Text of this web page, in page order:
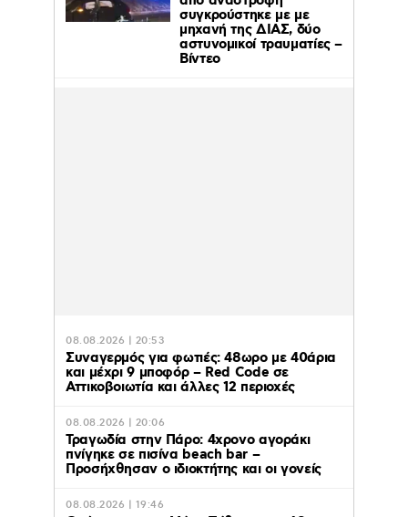
συγκρούστηκε με με
μηχανή της ΔΙΑΣ, δύο
αστυνομικοί τραυματίες –
Βίντεο
08.08.2026 | 20:53
Συναγερμός για φωτιές: 48ωρο με 40άρια
και μέχρι 9 μποφόρ – Red Code σε
Αττικοβοιωτία και άλλες 12 περιοχές
08.08.2026 | 20:06
Τραγωδία στην Πάρο: 4χρονο αγοράκι
πνίγηκε σε πισίνα beach bar –
Προσήχθησαν ο ιδιοκτήτης και οι γονείς
08.08.2026 | 19:46